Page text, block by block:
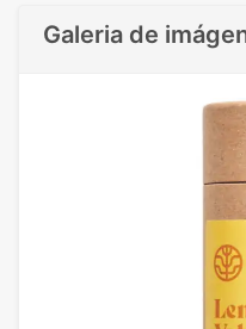
Galeria de